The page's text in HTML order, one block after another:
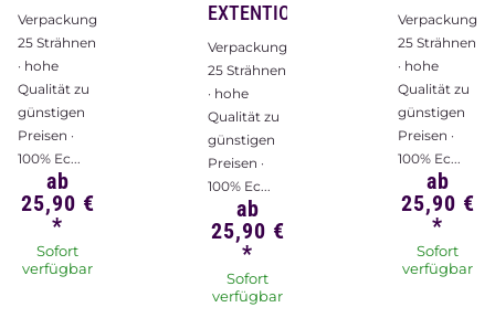
Verpackungsinhalt:
25 Strähnen
· hohe
Qualität zu
günstigen
Preisen ·
100% Ec...
ab
25,90 €
*
Sofort
verfügbar
EXTENTIONS
Verpackungsinhalt:
25 Strähnen
· hohe
Qualität zu
günstigen
Preisen ·
100% Ec...
ab
25,90 €
*
Sofort
verfügbar
25 Strähnen
· hohe
Qualität zu
günstigen
Preisen ·
100% Ec...
ab
25,90 €
*
Sofort
verfügbar